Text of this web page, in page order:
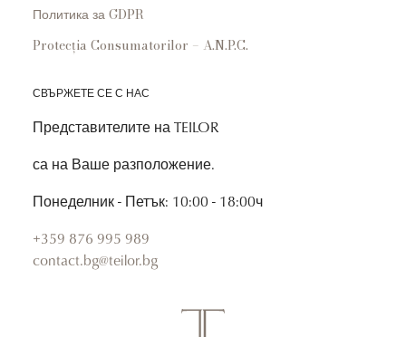
Политика за GDPR
Protecția Consumatorilor – A.N.P.C.
СВЪРЖЕТЕ СЕ С НАС
Представителите на TEILOR
са на Ваше разположение.
Понеделник - Петък: 10:00 - 18:00ч
+359 876 995 989
contact.bg@teilor.bg